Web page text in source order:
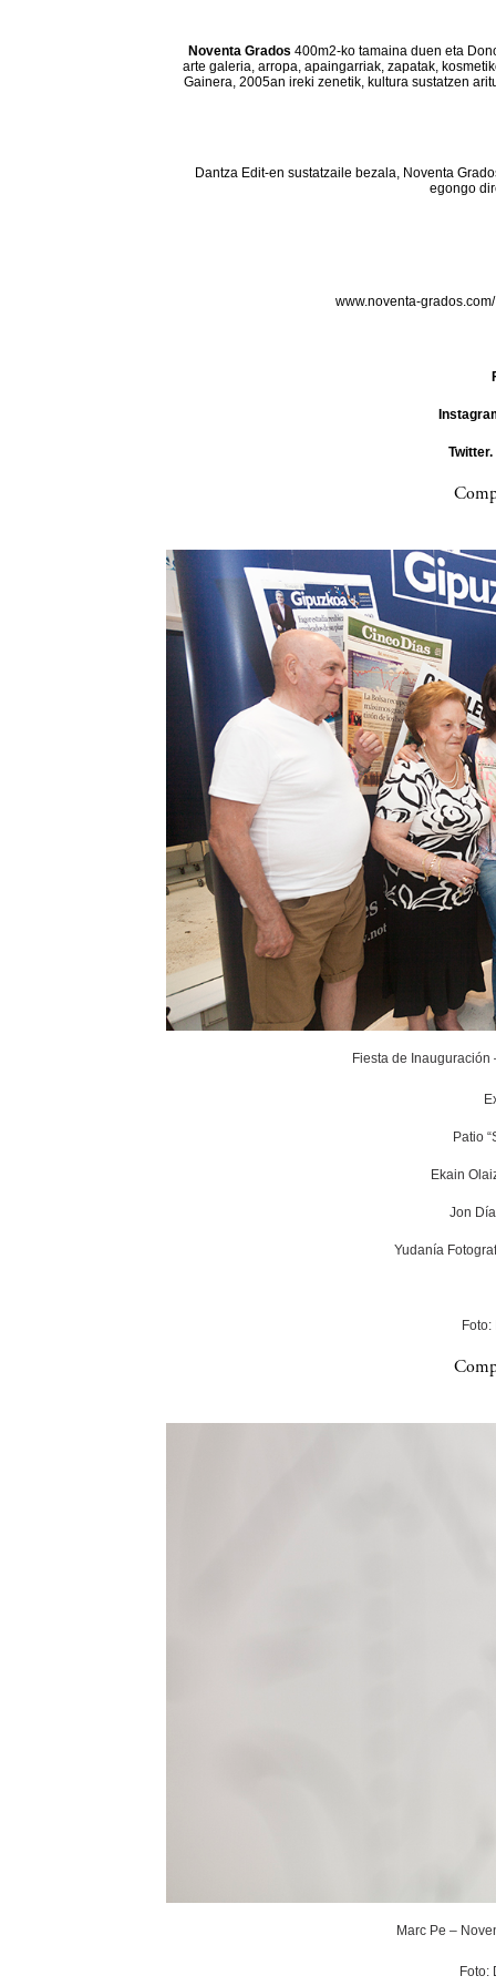
Noventa Grados 400m2-ko tamaina duen eta
arte galeria, arropa, apaingarriak, zapatak,
Gainera, 2005an ireki zenetik, kultura sustatzen
Dantza Edit-en sustatzaile bezala, Noventa
egongo
www.noventa-
Twitter.
Fiesta de
Patio
Ekain
Jon
Yudanía
Foto:
Marc Pe –
Foto: